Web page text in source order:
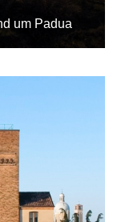
um Padua